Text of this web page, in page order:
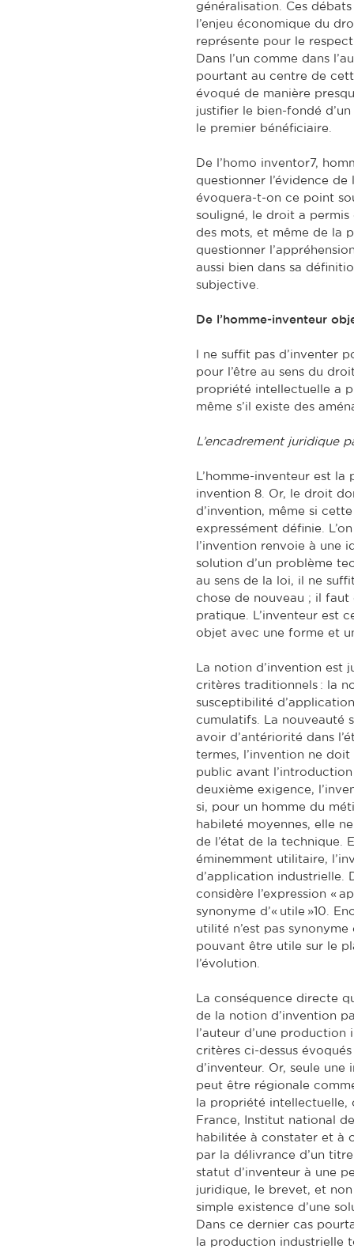
généralisation. Ces
l’enjeu économique du
représente pour le
Dans l’un comme dans
pourtant au centre de
évoqué de manière
justifier le bien-fondé
le premier bénéficiaire.
De l’homo inventor7,
questionner l’évidence de
évoquera-t-on ce point
souligné, le droit a permis
des mots, et même de la
questionner
aussi bien dans sa
subjective.
De l’homme-inventeur
l ne suffit pas d’inventer
pour l’être au sens du
propriété intellectuelle a
même s’il existe des
L’encadrement juridique
L’homme-inventeur est la
invention 8. Or, le droit
d’invention, même si
expressément définie.
l’invention renvoie à une
solution d’un problème
au sens de la loi, il ne
chose de nouveau ; il
pratique. L’inventeur est
objet avec une forme et
La notion d’invention est
critères traditionnels : la
susceptibilité
cumulatifs. La nouveauté
avoir d’antériorité dans
termes, l’invention ne
public avant
deuxième exigence,
si, pour un homme du
habileté moyennes, elle
de l’état de la technique.
éminemment utilitaire,
d’application industrielle.
considère l’expression «
synonyme d’« utile »10.
utilité n’est pas
pouvant être utile sur le
l’évolution.
La conséquence directe
de la notion d’invention
l’auteur d’une
critères ci-dessus
d’inventeur. Or, seule
peut être régionale
la propriété intellectuelle,
France, Institut national
habilitée à constater et à
par la délivrance d’un
statut d’inventeur à une
juridique, le brevet, et
simple existence d’une
Dans ce dernier cas
la production industrielle